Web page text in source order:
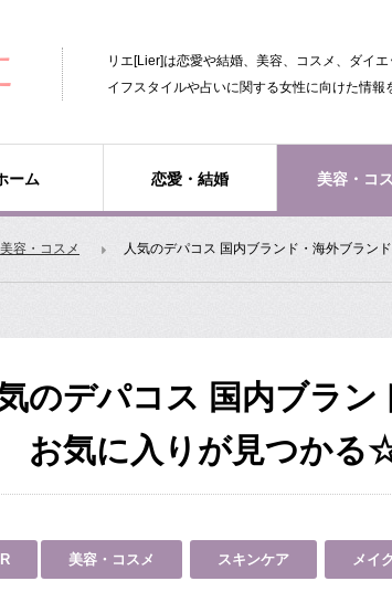
リエ[Lier]は恋愛や結婚、美容、コスメ、ダイ
イフスタイルや占いに関する女性に向けた情報
ーム 恋愛・結婚 美容・コ
美容・コスメ 人気のデパコス 国内ブランド・海外ブラ
のデパコス 国内ブラ
お気に入りが見つかる
美容・コスメ スキンケア メイク